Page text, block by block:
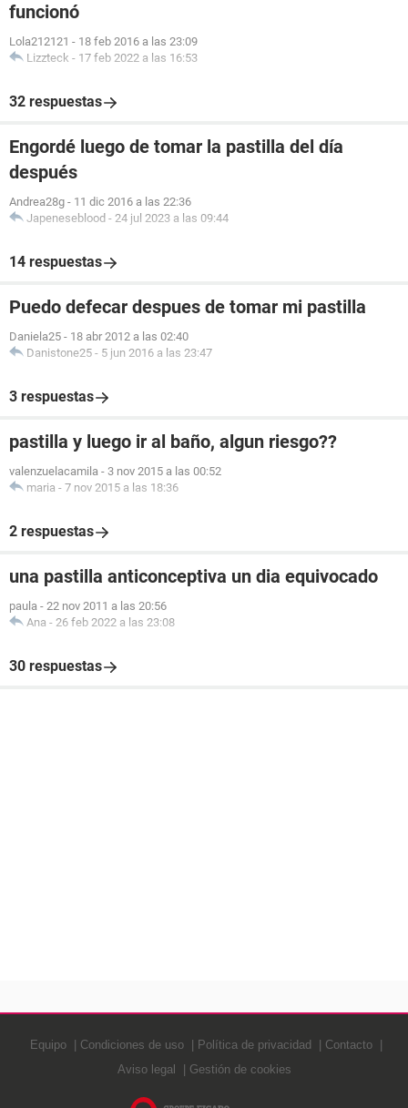
funcionó
Lola212121 - 18 feb 2016 a las 23:09
Lizzteck - 17 feb 2022 a las 16:53
32 respuestas
Engordé luego de tomar la pastilla del día
después
Andrea28g - 11 dic 2016 a las 22:36
Japeneseblood - 24 jul 2023 a las 09:44
14 respuestas
Puedo defecar despues de tomar mi pastilla
Daniela25 - 18 abr 2012 a las 02:40
Danistone25 - 5 jun 2016 a las 23:47
3 respuestas
pastilla y luego ir al baño, algun riesgo??
valenzuelacamila - 3 nov 2015 a las 00:52
maria - 7 nov 2015 a las 18:36
2 respuestas
una pastilla anticonceptiva un dia equivocado
paula - 22 nov 2011 a las 20:56
Ana - 26 feb 2022 a las 23:08
30 respuestas
Equipo Condiciones de uso Política de privacidad
Contacto
Aviso legal
Gestión de cookies